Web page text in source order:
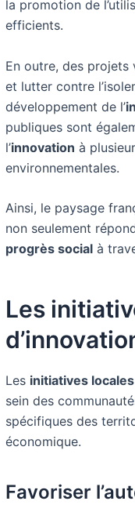
la promotion de
efficients.
En outre, des projets
et lutter contre
développement de l’
publiques sont
l’innovation à
environnementales.
Ainsi, le paysage
non seulement
progrès social à
Les
Les initiatives locales
sein des
spécifiques des
économique.
Favoriser